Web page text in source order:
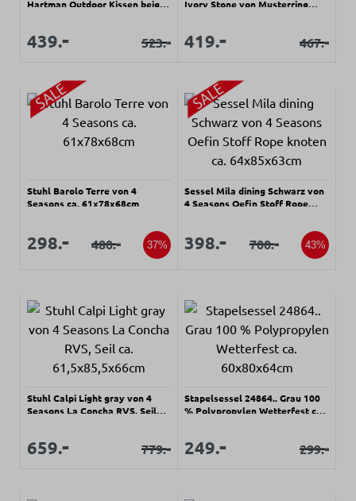
Hartman Outdoor Kissen beige
Verkaufspreis:
439.- Regulärer Preis:
523.-
Ivory Stone von Musterring
Verkaufspreis:
419.- Regulärer
467.-
Stuhl Barolo Terre von 4
Seasons ca. 61x78x68cm
Verkaufspreis:
Verkaufspreis:
298.- Regulärer Preis:
480.- 37%
Sessel Mila dining Schwarz von
4 Seasons Oefin Stoff Rope
Verkaufspreis:
Verkaufspreis:
398.- Regulärer Preis:
700.- 43%
Stuhl Calpi Light gray von 4
Seasons La Concha RVS, Seil
Verkaufspreis:
659.- Regulärer Preis:
779.-
Stapelsessel 24864.. Grau 100
% Polypropylen Wetterfest ca.
Verkaufspreis:
249.- Regulärer
299.-